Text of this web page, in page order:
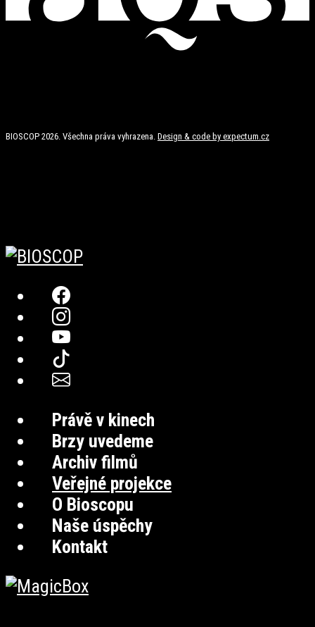
BIOSCOP 2026. Všechna práva vyhrazena. Design & code by expectum.cz
Právě v kinech
Brzy uvedeme
Archiv filmů
Veřejné projekce
O Bioscopu
Naše úspěchy
Kontakt